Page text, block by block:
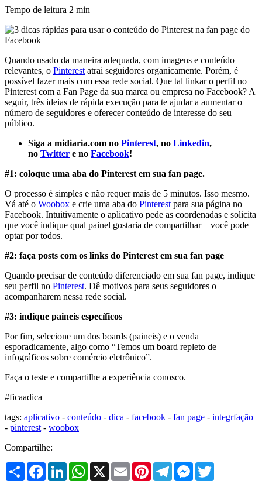
Tempo de leitura 2 min
Quando usado da maneira adequada, com imagens e conteúdo
relevantes, o Pinterestatrai seguidores organicamente. Porém, é
possível fazer mais com essa rede social. Que tal linkar o perfil no
Pinterest com a Fan Page da sua marca ou empresa no Facebook? A
seguir, três ideias de rápida execução para te ajudar a aumentar o
número de seguidores e oferecer conteúdo de interesse do seu
público.
Siga a midiaria.com no Pinterest, no Linkedin,
no Twitter e no Facebook!
#1: coloque uma aba do Pinterest em sua fan page.
O processo é simples e não requer mais de 5 minutos. Isso mesmo.
Vá até o Woobox e crie uma aba do Pinterestpara sua página no
Facebook. Intuitivamente o aplicativo pede as coordenadas e solicita
que você indique qual painel gostaria de compartilhar – você pode
optar por todos.
#2: faça posts com os links do Pinterest em sua fan page
Quando precisar de conteúdo diferenciado em sua fan page, indique
seu perfil no Pinterest. Dê motivos para seus seguidores o
acompanharem nessa rede social.
#3: indique paineis específicos
Por fim, selecione um dos boards (paineis) e o venda
esporadicamente, algo como “Temos um board repleto de
infográficos sobre comércio eletrônico”.
Faça o teste e compartilhe a experiência conosco.
#ficaadica
tags: aplicativo - conteúdo - dica - facebook - fan page - integrfação
- pinterest- woobox
Compartilhe:
Share FacebookLinkedInWhatsApp
X Email PinterestTelegramMessenger